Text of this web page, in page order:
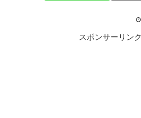
スポンサーリンク